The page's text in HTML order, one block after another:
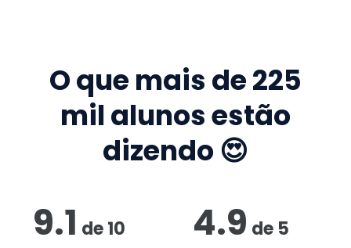
O que mais de225
mil alunos estão
dizendo 😍
9.1 de10 4.9 de 5